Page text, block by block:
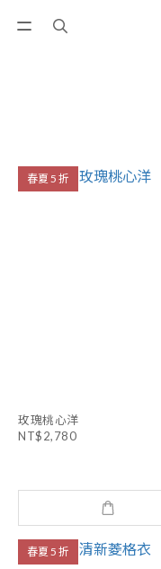
春夏 5 折
玫瑰桃心洋
NT$2,780
春夏 5 折